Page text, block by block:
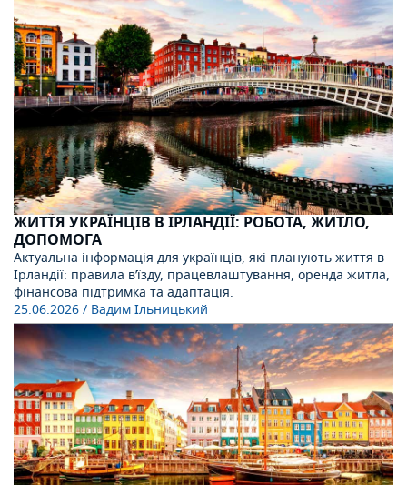
ЖИТТЯ УКРАЇНЦІВ В ІРЛАНДІЇ: РОБОТА, ЖИТЛО,
ДОПОМОГА
Актуальна інформація для українців, які планують життя в
Ірландії: правила в’їзду, працевлаштування, оренда житла,
фінансова підтримка та адаптація.
25.06.2026/ Вадим Ільницький